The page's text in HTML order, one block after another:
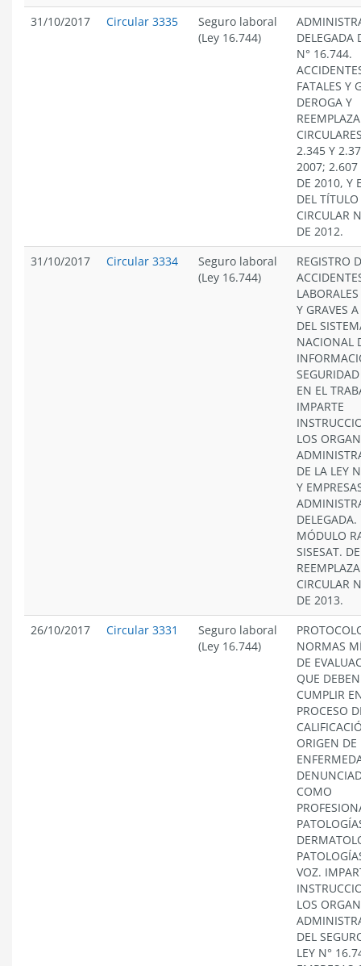
31/10/2017
Circular 3335
Seguro laboral
(Ley 16.744)
DELEGADA
N° 16.744.
FATALES Y
DEROGA Y
2.345 Y
2007; 2.607
DE 2010, Y
DEL
CIRCULAR
DE 2012.
31/10/2017
Circular 3334
Seguro laboral
(Ley 16.744)
REGISTRO
Y GRAVES
DEL
NACIONAL
EN EL
IMPARTE
LOS
DE LA LEY
Y
DELEGADA.
MÓDULO
SISESAT.
REEMPLAZA
CIRCULAR
DE 2013.
26/10/2017
Circular 3331
Seguro laboral
(Ley 16.744)
NORMAS
DE
QUE DEBEN
CUMPLIR
PROCESO
ORIGEN DE
COMO
VOZ.
LOS
DEL
LEY N°